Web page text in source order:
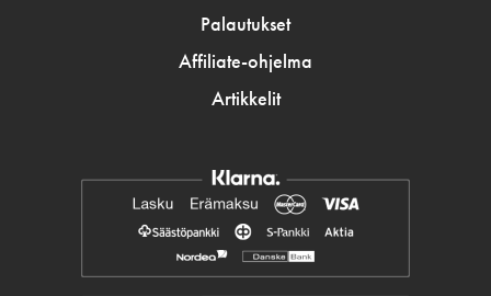
Palautukset
Affiliate-ohjelma
Artikkelit